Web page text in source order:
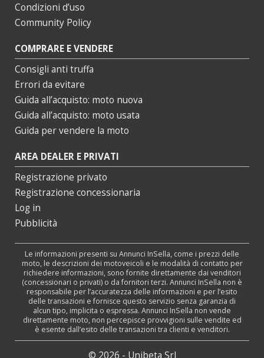
Condizioni d’uso
Community Policy
COMPRARE E VENDERE
Consigli anti truffa
Errori da evitare
Guida all’acquisto: moto nuova
Guida all’acquisto: moto usata
Guida per vendere la moto
AREA DEALER E PRIVATI
Registrazione privato
Registrazione concessionaria
Log in
Pubblicità
Le informazioni presenti su Annunci InSella, come i prezzi delle
moto, le descrizioni dei motoveicoli e le modalità di contatto per
richiedere informazioni, sono fornite direttamente dai venditori
(concessionari o privati) o da fornitori terzi. Annunci InSella non è
responsabile per l’accuratezza delle informazioni e per l’esito
delle transazioni e fornisce questo servizio senza garanzia di
alcun tipo, implicita o espressa. Annunci InSella non vende
direttamente moto, non percepisce provvigioni sulle vendite ed
è esente dall’esito delle transazioni tra clienti e venditori.
© 2026 - Unibeta Srl